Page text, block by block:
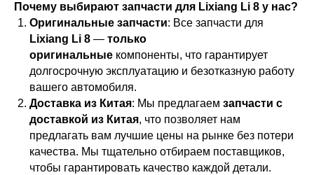
Почему выбирают запчасти для Lixiang Li 8 у нас?
Оригинальные запчасти: Все запчасти для
Lixiang Li 8 — только
оригинальные компоненты, что гарантирует
долгосрочную эксплуатацию и безотказную работу
вашего автомобиля.
Доставка из Китая: Мы предлагаем запчасти с
доставкой из Китая, что позволяет нам
предлагать вам лучшие цены на рынке без потери
качества. Мы тщательно отбираем поставщиков,
чтобы гарантировать качество каждой детали.